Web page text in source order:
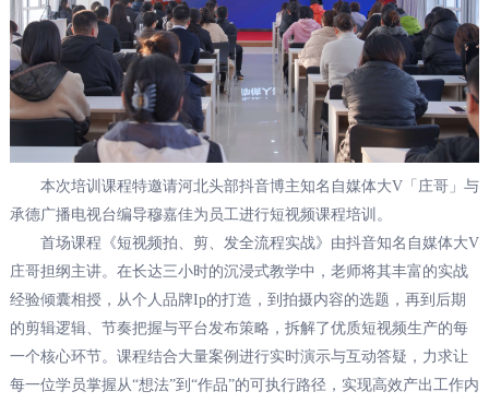
本次培训课程特邀请河北头部抖音博主知名自媒体大V「庄哥」与
承德广播电视台编导穆嘉佳为员工进行短视频课程培训。
首场课程《短视频拍、剪、发全流程实战》由抖音知名自媒体大V
庄哥担纲主讲。在长达三小时的沉浸式教学中，老师将其丰富的实战
经验倾囊相授，从个人品牌Ip的打造，到拍摄内容的选题，再到后期
的剪辑逻辑、节奏把握与平台发布策略，拆解了优质短视频生产的每
一个核心环节。课程结合大量案例进行实时演示与互动答疑，力求让
每一位学员掌握从“想法”到“作品”的可执行路径，实现高效产出工作内